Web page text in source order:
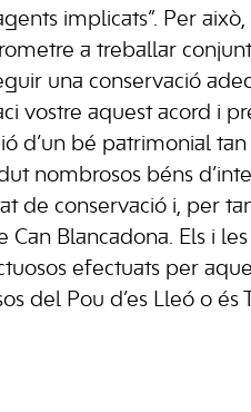
implicats”. Per això,
a treballar
una conservació
vostre aquest acord i
d’un bé patrimonial
nombrosos béns
de conservació i, per
Blancadona. Els i les
efectuats per
del Pou d’es Lleó o és